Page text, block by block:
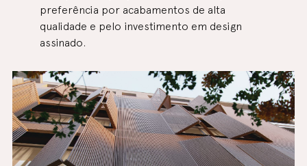
preferência por acabamentos de alta
qualidade e pelo investimento em design
assinado.